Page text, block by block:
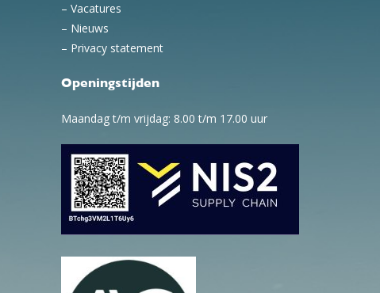
– Vacatures
– Nieuws
– Privacy statement
Openingstijden
Maandag t/m vrijdag: 8.00 t/m 17.00 uur